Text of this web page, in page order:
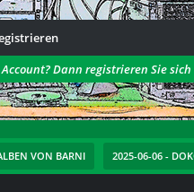
Dann registrieren Sie
VON BARNI 2025-06-06 -